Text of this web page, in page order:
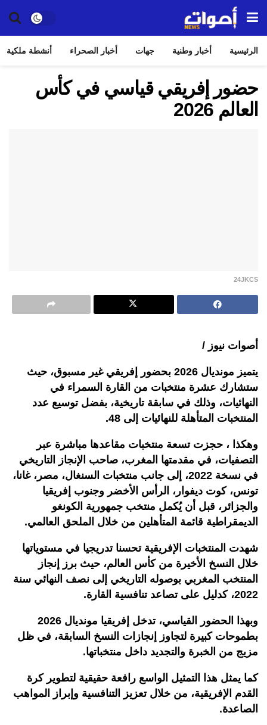
الرئيسية أخبار وطنية جهات أخبار الصحراء أنشطة ملكية
حضور إفريقي قياسي في كأس
العالم 2026
24JKCS
أصوات نيوز /
يتميز مونديال 2026 بحضور إفريقي غير مسبوق، حيث
ستشارك عشرة منتخبات من القارة السمراء في
النهائيات، وذلك في سابقة تاريخية، بفضل توسيع عدد
المنتخبات المتأهلة للنهائيات إلى 48.
وهكذا ، حجزت تسعة منتخبات مقاعدها مباشرة عبر
التصفيات، في مقدمتها المغرب، صاحب الإنجاز التاريخي
في نسخة 2022، إلى جانب منتخبات السنغال، مصر، غانا،
تونس، كوت ديفوار، الرأس الأخضر وجنوب إفريقيا
والجزائر، قبل أن يُكمل منتخب جمهورية الكونغو
الديمقراطية قائمة المتأهلين من خلال الملحق العالمي.
شهدت المنتخبات الإفريقية تحسنا تدريجيا في مستوياتها
خلال النسخ الأخيرة من كأس العالم، حيث برز إنجاز
المنتخب المغربي بوصوله التاريخي إلى نصف النهائي سنة
2022، كدليل على تصاعد تنافسية القارة.
وبهذا الحضور القياسي، تدخل إفريقيا مونديال 2026
بطموحات كبيرة لتجاوز إنجازات النسخ السابقة، في ظل
مزيج من الخبرة والتجديد داخل منتخباتها.
كما يمثل هذا التمثيل الواسع رافعة حقيقية لتطوير كرة
القدم الإفريقية، من خلال تعزيز التنافسية وإبراز المواهب
الصاعدة.